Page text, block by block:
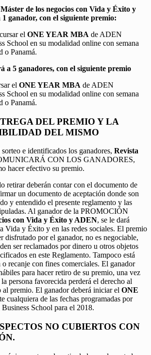
Máster de los negocios con Vida y Éxito y
ganador, con el siguiente premio:
el ONE YEAR MBA de ADEN
School en su modalidad online con semana
o Panamá.
a 5 ganadores, con el siguiente premio
el ONE YEAR MBA de ADEN
School en su modalidad online con semana
o Panamá.
DEL PREMIO Y LA
DEL MISMO
e identificados los ganadores, Revista
CON LOS GANADORES,
hacer efectivo su premio.
retirar deberán contar con el documento de
un documento de aceptación donde son
y entendido el presente reglamento y las
Al ganador de la PROMOCIÓN
con Vida y Éxito y ADEN, se le dará
Vida y Éxito y en las redes sociales. El premio
disfrutado por el ganador, no es negociable,
ser reclamados por dinero u otros objetos
en este Reglamento. Tampoco está
o recanje con fines comerciales. El ganador
para hacer retiro de su premio, una vez
persona favorecida perderá el derecho al
al premio. El ganador deberá iniciar el ONE
cualquiera de las fechas programadas por
School para el 2018.
NO CUBIERTOS CON